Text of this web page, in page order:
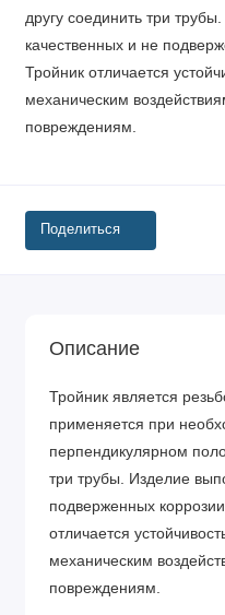
другу соединить три
качественных и не
Тройник отличается
механическим
повреждениям.
Поделиться
Описание
Тройник является
применяется при
перпендикулярном
три трубы. Изделие
подверженных
отличается
механическим
повреждениям.